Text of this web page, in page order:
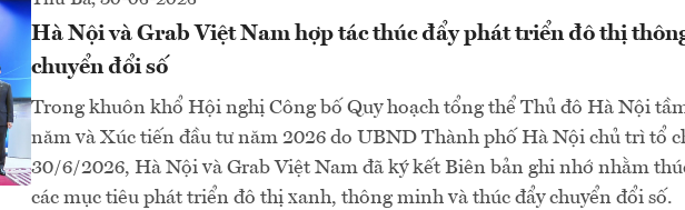
Hà Nội và Grab Việt Nam hợp tác thúc đẩy phát triển đô thị
chuyển đổi số
Trong khuôn khổ Hội nghị Công bố Quy hoạch tổng thể Thủ đô Hà Nội
năm và Xúc tiến đầu tư năm 2026 do UBND Thành phố Hà Nội chủ trì tổ
30/6/2026, Hà Nội và Grab Việt Nam đã ký kết Biên bản ghi nhớ nhằm
các mục tiêu phát triển đô thị xanh, thông minh và thúc đẩy chuyển đổi số.